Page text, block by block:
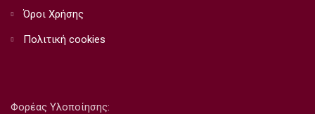
Όροι Χρήσης
Πολιτική cookies
Φορέας Υλοποίησης: